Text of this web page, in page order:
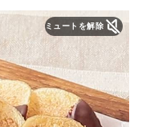
ミュートを解除